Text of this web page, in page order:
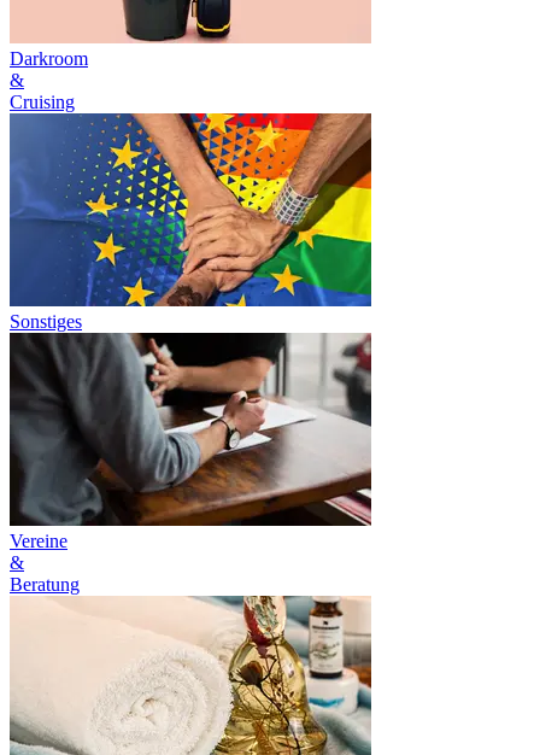
Darkroom
&
Cruising
Sonstiges
Vereine
&
Beratung